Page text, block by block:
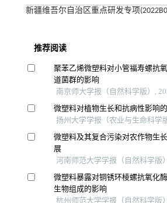
新疆维吾尔自治区重点研发专项